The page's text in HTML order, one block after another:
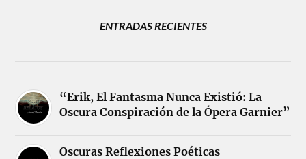
ENTRADAS RECIENTES
“Erik, El Fantasma Nunca Existió: La
Oscura Conspiración de la Ópera Garnier”
Oscuras Reflexiones Poéticas